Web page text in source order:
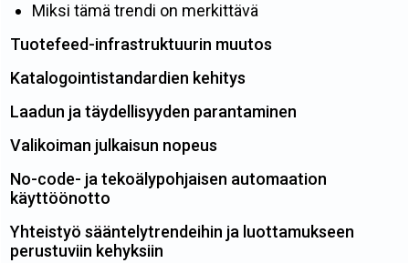
Miksi tämä trendi on merkittävä
Tuotefeed-infrastruktuurin muutos
Katalogointistandardien kehitys
Laadun ja täydellisyyden parantaminen
Valikoiman julkaisun nopeus
No-code- ja tekoälypohjaisen automaation
käyttöönotto
Yhteistyö sääntelytrendeihin ja luottamukseen
perustuviin kehyksiin